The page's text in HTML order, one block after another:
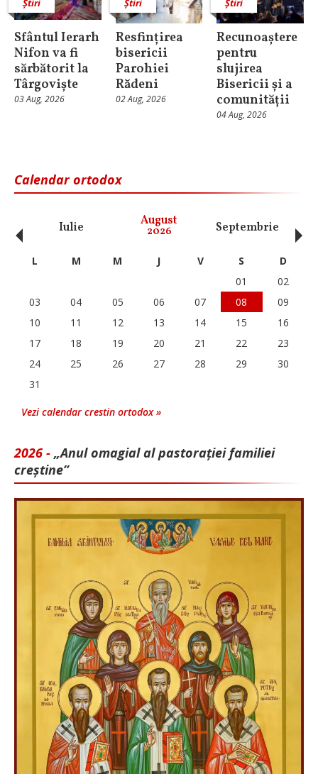
Știri
Sfântul Ierarh
Nifon va fi
sărbătorit la
Târgoviște
03 Aug, 2026
Știri
Resfințirea
bisericii
Parohiei
Rădeni
02 Aug, 2026
Știri
Recunoaștere
pentru
slujirea
Bisericii și a
comunității
04 Aug, 2026
Calendar ortodox
Iulie August
2026 Septembrie
‹ L M M J V S
D
01
02
03
04 05 06 07 08
09
10
11 12 13 14 15
16
17
18 19 20 21 22
23
24
25 26 27 28 29
30
31
Vezi calendar crestin ortodox »
2026 - „Anul omagial al pastorației familiei
creștine”